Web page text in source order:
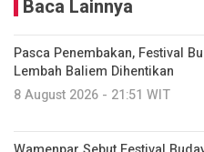
Baca Lainnya
Pasca Penembakan, Festival
Lembah Baliem Dihentikan
8 August 2026 - 21:51 WIT